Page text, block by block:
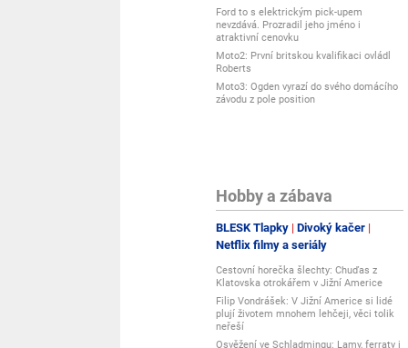
Ford to s elektrickým pick-upem
nevzdává. Prozradil jeho jméno i
atraktivní cenovku
Moto2: První britskou kvalifikaci ovládl
Roberts
Moto3: Ogden vyrazí do svého domácího
závodu z pole position
Hobby a zábava
BLESK Tlapky Divoký kačer
Netflix filmy a seriály
Cestovní horečka šlechty: Chuďas z
Klatovska otrokářem v Jižní Americe
Filip Vondrášek: V Jižní Americe si lidé
plují životem mnohem lehčeji, věci tolik
neřeší
Osvěžení ve Schladmingu: Lamy, ferraty i